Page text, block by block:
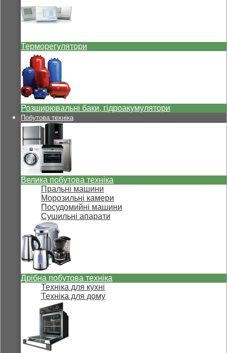
Терморегулятори
Розширювальні баки, гідроакумулятори
Побутова техніка
Велика побутова техніка
Пральні машини
Морозильні камери
Посудомийні машини
Сушильні апарати
Дрібна побутова техніка
Техніка для кухні
Техніка для дому